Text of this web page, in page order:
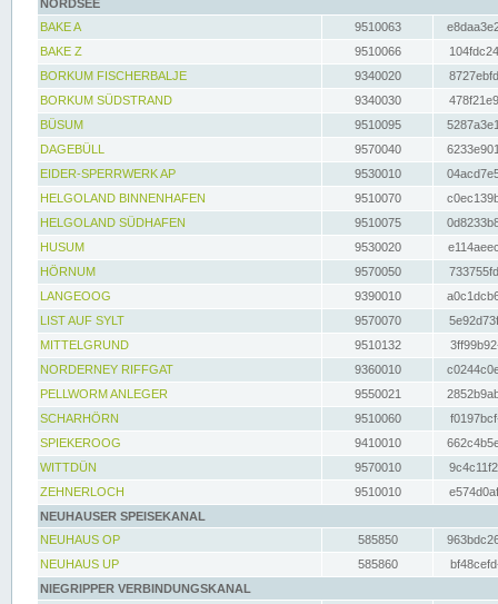
NORDSEE
BAKE A
9510063
BAKE Z
9510066
BORKUM FISCHERBALJE
9340020
BORKUM SÜDSTRAND
9340030
BÜSUM
9510095
DAGEBÜLL
9570040
EIDER-SPERRWERK AP
9530010
HELGOLAND BINNENHAFEN
9510070
HELGOLAND SÜDHAFEN
9510075
HUSUM
9530020
HÖRNUM
9570050
LANGEOOG
9390010
LIST AUF SYLT
9570070
MITTELGRUND
9510132
NORDERNEY RIFFGAT
9360010
PELLWORM ANLEGER
9550021
SCHARHÖRN
9510060
SPIEKEROOG
9410010
WITTDÜN
9570010
ZEHNERLOCH
9510010
NEUHAUSER SPEISEKANAL
NEUHAUS OP
585850
NEUHAUS UP
585860
NIEGRIPPER VERBINDUNGSKANAL